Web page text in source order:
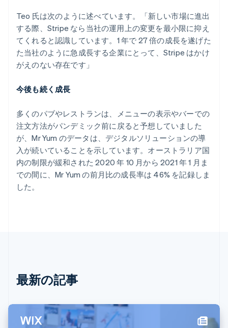
Teo 氏は次のように述べています。「新しい市場に進出
する際、Stripe なら当社の運用上の変更を最小限に抑え
てくれると認識しています。1 年で 27 倍の成長を遂げた
た当社のように急成長する企業にとって、Stripe はかけ
がえのない存在です」
今後も続く成長
多くのパブやレストランは、メニューの表示やバーでの
注文方法がパンデミック前に戻ると予想していました
が、Mr Yum のデータは、デジタルソリューションの導
入が続いていることを示しています。オーストラリア国
内の制限が緩和された 2020 年 10 月から 2021 年 1 月ま
での間に、Mr Yum の前月比の成長率は 46% を記録しま
した。
最新の記事
インド
English
エストニア
English
オーストラリア
English
Deutsch English
オランダ
カナダ
EnglishFrançais
キプロス
English
ギリシア
English
クロアチア
English
Svenska English
スペイン
スロバキア
English
スロベニア